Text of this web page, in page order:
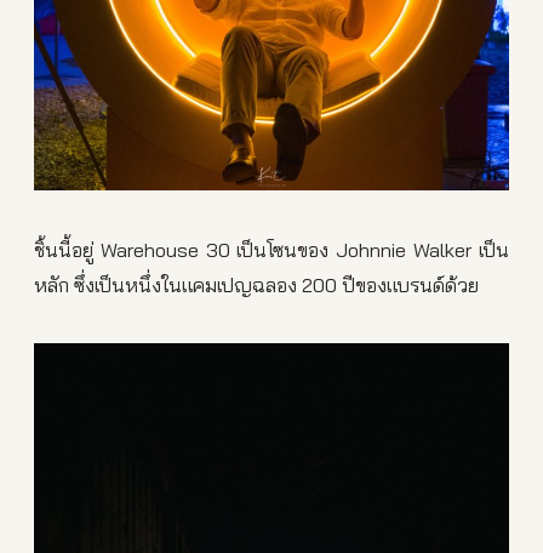
ชิ้นนี้อยู่ Warehouse 30 เป็นโซนของ Johnnie Walker เป็น
หลัก ซึ่งเป็นหนึ่งในแคมเปญฉลอง 200 ปีของแบรนด์ด้วย